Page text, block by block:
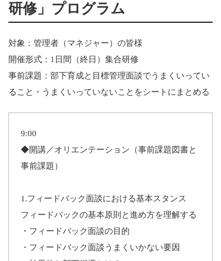
研修」プログラム
対象：管理者（マネジャー）の皆様
開催形式：1日間（終日）集合研修
事前課題：部下育成と目標管理面談でうまくいってい
ること・うまくいっていないことをシートにまとめる
9:00
◆開講／オリエンテーション（事前課題図書と
事前課題）
1.フィードバック面談における基本スタンス
フィードバックの基本原則と進め方を理解する
・フィードバック面談の目的
・フィードバック面談うまくいかない要因